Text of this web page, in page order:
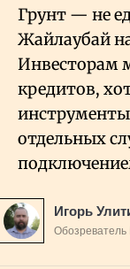
Грунт — не
Жайлаубай
Инвесторам
кредитов,
отдельных
Игорь
Обозреватель